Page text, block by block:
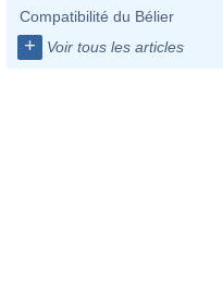
Compatibilité du Bélier
+ Voir tous les articles